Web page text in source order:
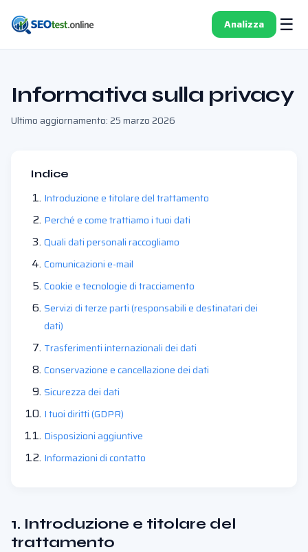
Analizza ☰
Informativa sulla privacy
Ultimo aggiornamento: 25 marzo 2026
Indice
Introduzione e titolare del trattamento
Perché e come trattiamo i tuoi dati
Quali dati personali raccogliamo
Comunicazioni e-mail
Cookie e tecnologie di tracciamento
Servizi di terze parti (responsabili e destinatari dei
dati)
Trasferimenti internazionali dei dati
Conservazione e cancellazione dei dati
Sicurezza dei dati
I tuoi diritti (GDPR)
Disposizioni aggiuntive
Informazioni di contatto
1. Introduzione e titolare del
trattamento